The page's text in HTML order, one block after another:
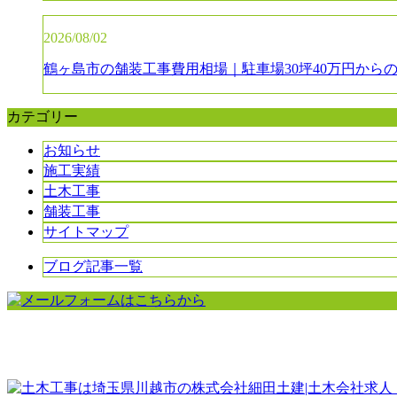
2026/08/02
鶴ヶ島市の舗装工事費用相場｜駐車場30坪40万円から
カテゴリー
お知らせ
施工実績
土木工事
舗装工事
サイトマップ
ブログ記事一覧